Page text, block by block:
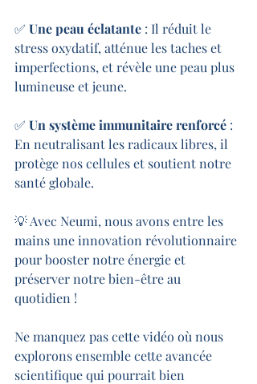
✅ Une peau éclatante : Il réduit le
stress oxydatif, atténue les taches et
imperfections, et révèle une peau plus
lumineuse et jeune.
✅ Un système immunitaire renforcé :
En neutralisant les radicaux libres, il
protège nos cellules et soutient notre
santé globale.
💡 Avec Neumi, nous avons entre les
mains une innovation révolutionnaire
pour booster notre énergie et
préserver notre bien-être au
quotidien !
Ne manquez pas cette vidéo où nous
explorons ensemble cette avancée
scientifique qui pourrait bien